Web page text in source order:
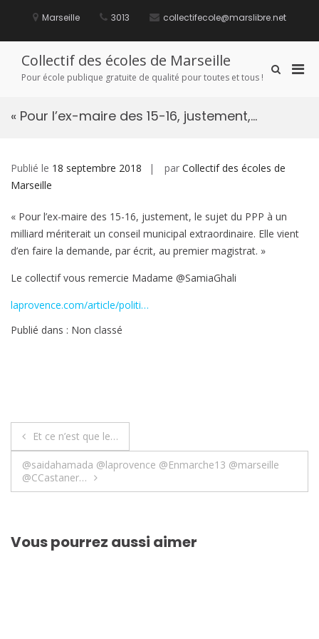
Marseille 3013 collectifecole@marslibre.net
Collectif des écoles de Marseille
Pour école publique gratuite de qualité pour toutes et tous !
Afficher
« Pour l’ex-maire des 15-16, justement,…
Publié le 18 septembre 2018 par Collectif des écoles de
Marseille
« Pour l’ex-maire des 15-16, justement, le sujet du PPP à un
milliard mériterait un conseil municipal extraordinaire. Elle vient
d’en faire la demande, par écrit, au premier magistrat. »
Le collectif vous remercie Madame @SamiaGhali
laprovence.com/article/politi…
Publié dans : Non classé
Navigation
de
l’article
Et ce n’est que le…
@saidahamada @laprovence @Enmarche13 @marseille
@CCastaner…
Vous pourrez aussi aimer